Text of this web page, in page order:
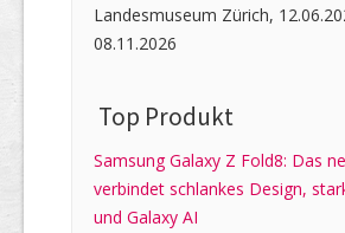
Landesmuseum Zürich,
08.11.2026
Top Produkt
Samsung Galaxy Z Fold8: Das
verbindet schlankes Design,
und Galaxy AI